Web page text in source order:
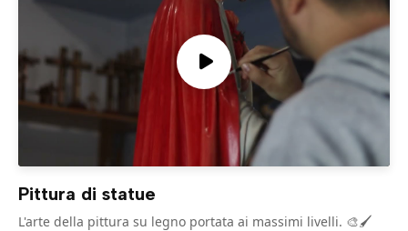
Pittura di statue
L'arte della pittura su legno portata ai massimi livelli. 🎨🖌️